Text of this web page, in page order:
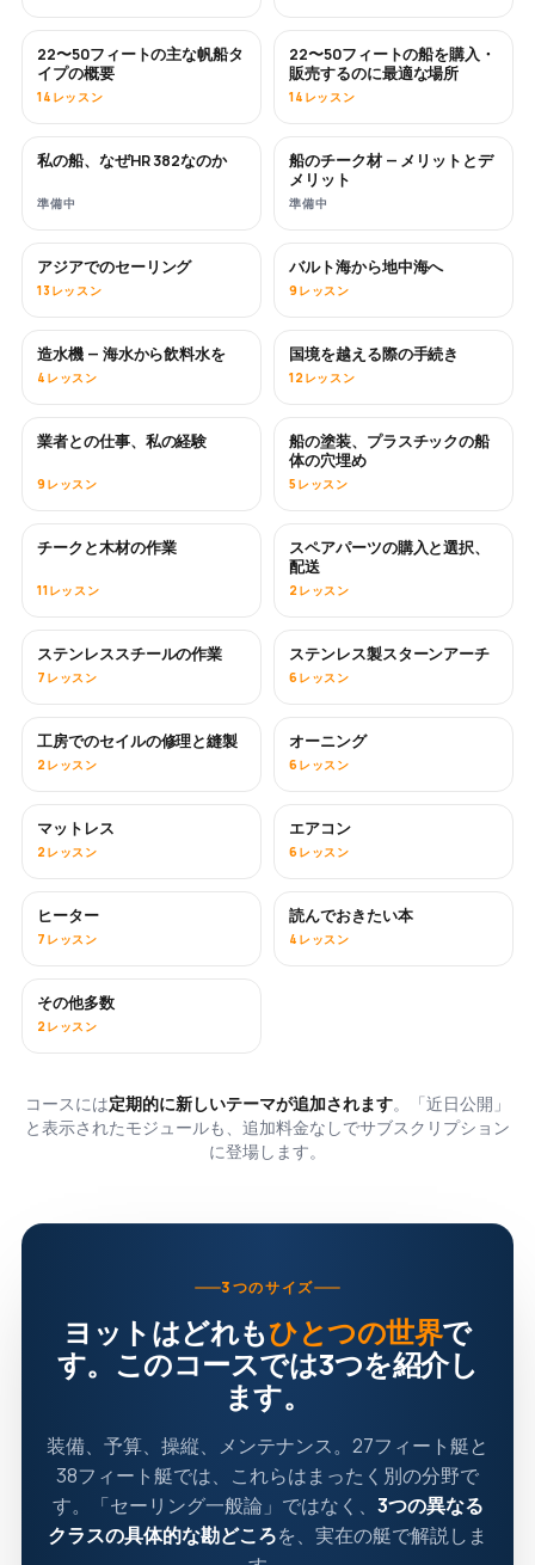
近日公開
22〜50フィートの主な帆船タ
イプの概要
14レッスン
近日公開
22〜50フィートの船を購入・
販売するのに最適な場所
14レッスン
近日公開
私の船、なぜHR 382なのか
準備中
近日公開
船のチーク材 — メリットとデ
メリット
準備中
近日公開
アジアでのセーリング
13レッスン
近日公開
バルト海から地中海へ
9レッスン
近日公開
造水機 — 海水から飲料水を
4レッスン
国境を越える際の手続き
12レッスン
近日公開
業者との仕事、私の経験
9レッスン
近日公開
船の塗装、プラスチックの船
体の穴埋め
5レッスン
チークと木材の作業
11レッスン
近日公開
スペアパーツの購入と選択、
配送
2レッスン
近日公開
ステンレススチールの作業
7レッスン
ステンレス製スターンアーチ
6レッスン
近日公開
工房でのセイルの修理と縫製
2レッスン
オーニング
6レッスン
マットレス
2レッスン
近日公開
エアコン
6レッスン
近日公開
ヒーター
7レッスン
近日公開
読んでおきたい本
4レッスン
近日公開
その他多数
2レッスン
コースには定期的に新しいテーマが追加されます。「近日公開」
と表示されたモジュールも、追加料金なしでサブスクリプション
に登場します。
3つのサイズ
ヨットはどれもひとつの世界で
す。このコースでは3つを紹介し
ます。
装備、予算、操縦、メンテナンス。27フィート艇と
38フィート艇では、これらはまったく別の分野で
す。「セーリング一般論」ではなく、 3つの異なる
クラスの具体的な勘どころを、実在の艇で解説しま